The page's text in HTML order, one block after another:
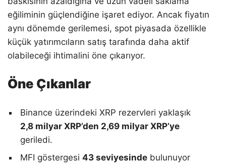
eğiliminin güçlendiğine işaret ediyor. Ancak fiyatın
aynı dönemde gerilemesi, spot piyasada özellikle
küçük yatırımcıların satış tarafında daha aktif
olabileceği ihtimalini öne çıkarıyor.
Öne Çıkanlar
Binance üzerindeki XRP rezervleri yaklaşık
2,8 milyar XRP’den 2,69 milyar XRP’ye
geriledi.
MFI göstergesi 43 seviyesinde bulunuyor